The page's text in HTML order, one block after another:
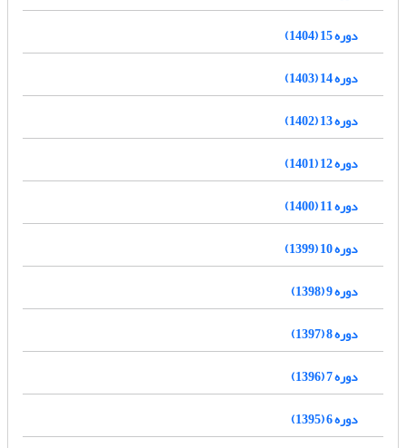
دوره 15 (1404)
دوره 14 (1403)
دوره 13 (1402)
دوره 12 (1401)
دوره 11 (1400)
دوره 10 (1399)
دوره 9 (1398)
دوره 8 (1397)
دوره 7 (1396)
دوره 6 (1395)